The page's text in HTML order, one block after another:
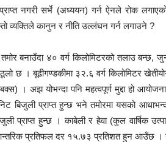
नगरी सर्भे (अध्ययन) गर्न ऐनले रोक
व्यक्तिले कानुन र नीति उल्लंघन गर्न लगाउने ?
बनाउँदा ४० वर्ग किलोमिटरको तलाउ बन्छ,
छ । बूढीगण्डकीमा ३२.६ वर्ग किलोमिटर
बक्स) । अझ योभन्दा पनि महत्वपूर्ण मुद्दा हो
बिजुली प्राप्त हुन्छ भने तमोरमा यसको
प्राप्त हुन्छ । काबेली र हेवा (कुल वार्षिक
प्रतिफल दर १५.७३ प्रतिशत हुन आउँछ ।